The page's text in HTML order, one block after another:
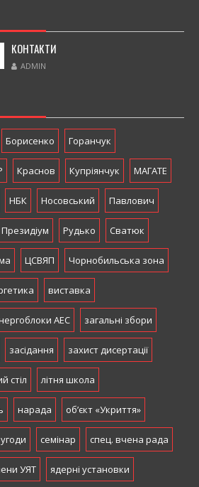
КОНТАКТИ
ADMIN
Борисенко Горанчук
Краснов Купріянчук МАГАТЕ
НБК Носовський Павлович
Президіум Рудько Сватюк
ЦСВЯП Чорнобильська зона
виставка
АЕС загальні збори
засідання захист дисертації
стіл літня школа
нарада об’єкт «Укриття»
семінар спец. вчена рада
УЯТ ядерні установки